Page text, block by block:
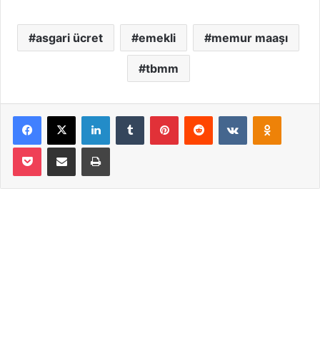
asgari ücret emekli memur maaşı
tbmm